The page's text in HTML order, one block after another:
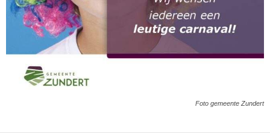
Foto gemeente Zundert